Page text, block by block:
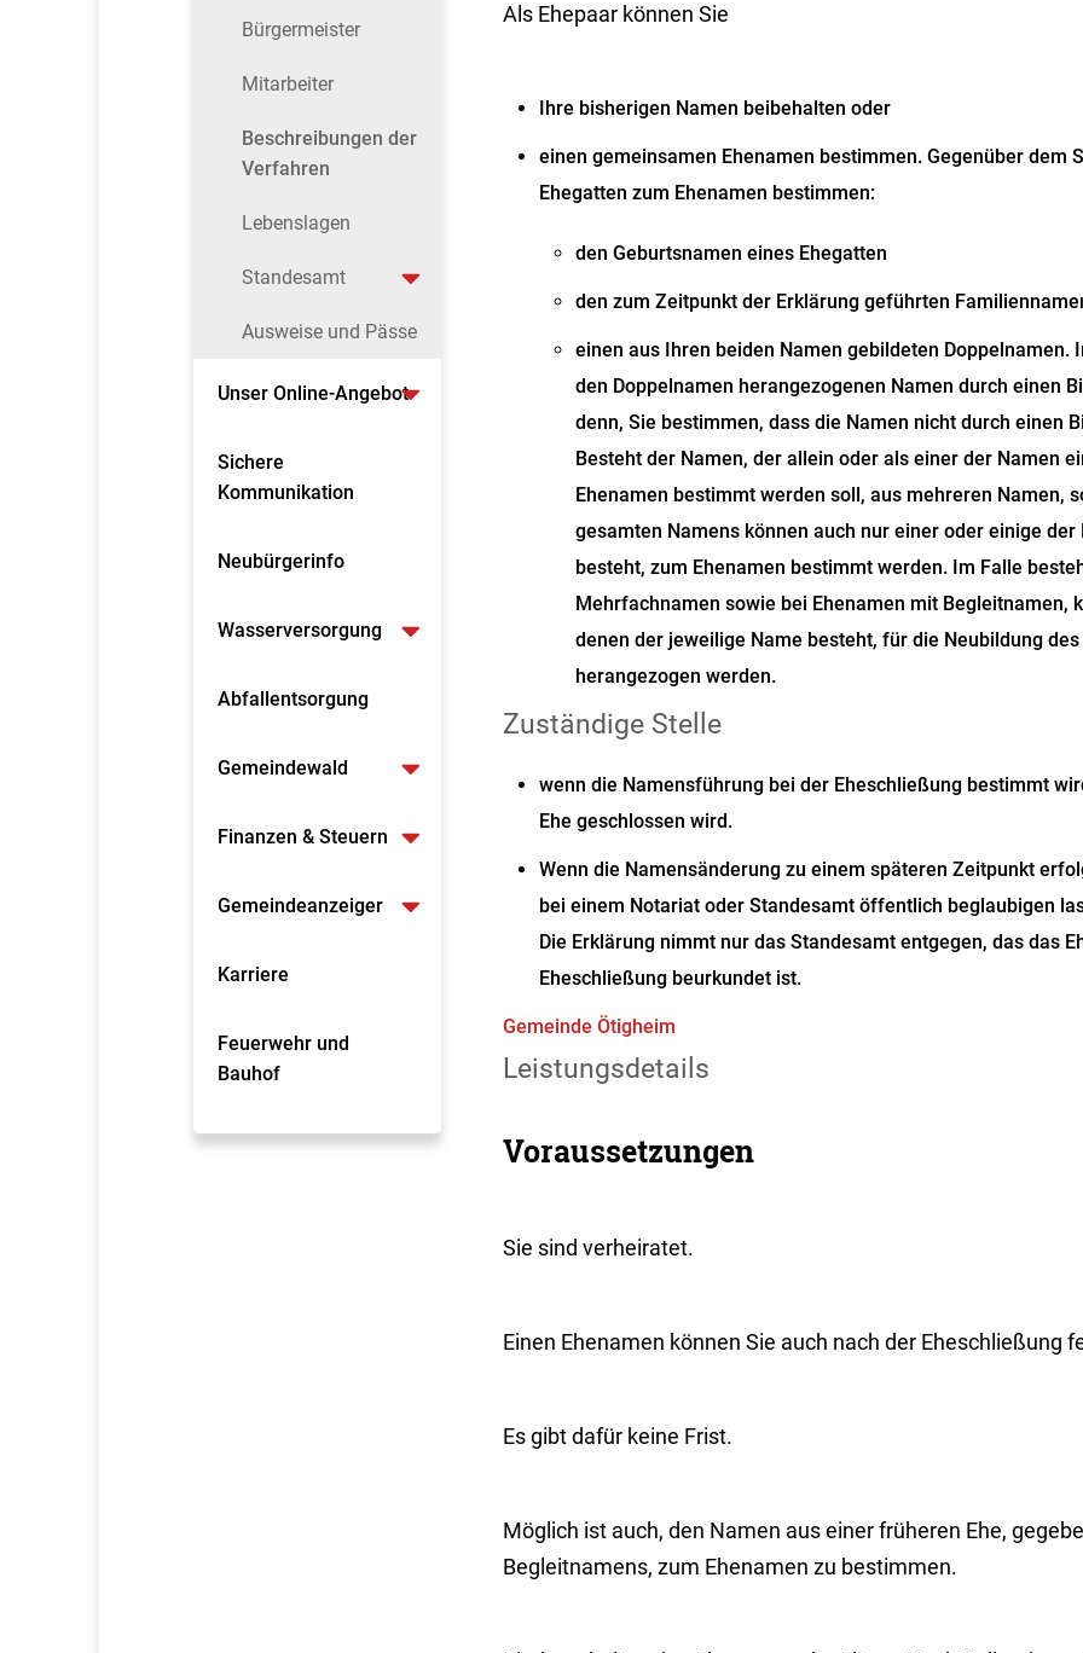
Bürgermeister
Mitarbeiter
Beschreibungen der
Verfahren
Lebenslagen
Standesamt
Ausweise und Pässe
Unser Online-Angebot
Sichere
Kommunikation
Neubürgerinfo
Wasserversorgung
Abfallentsorgung
Gemeindewald
Finanzen & Steuern
Gemeindeanzeiger
Karriere
Feuerwehr und
Bauhof
Als Ehepaar können Sie
Ihre bisherigen Namen beibehalten oder
einen gemeinsamen Ehenamen bestimmen. Gegenüber dem
Ehegatten zum Ehenamen bestimmen:
den Geburtsnamen eines Ehegatten
den zum Zeitpunkt der Erklärung geführten
einen aus Ihren beiden Namen gebildeten Doppelnamen.
den Doppelnamen herangezogenen Namen durch einen
denn, Sie bestimmen, dass die Namen nicht durch einen
Besteht der Namen, der allein oder als einer der Namen
Ehenamen bestimmt werden soll, aus mehreren Namen,
gesamten Namens können auch nur einer oder einige der
besteht, zum Ehenamen bestimmt werden. Im Falle
Mehrfachnamen sowie bei Ehenamen mit Begleitnamen,
denen der jeweilige Name besteht, für die Neubildung
herangezogen werden.
Zuständige Stelle
wenn die Namensführung bei der Eheschließung bestimmt
Ehe geschlossen wird.
Wenn die Namensänderung zu einem späteren Zeitpunkt
bei einem Notariat oder Standesamt öffentlich beglaubigen
Die Erklärung nimmt nur das Standesamt entgegen, das das
Eheschließung beurkundet ist.
Gemeinde Ötigheim
Leistungsdetails
Voraussetzungen
Sie sind verheiratet.
Einen Ehenamen können Sie auch nach der Eheschließung
Es gibt dafür keine Frist.
Möglich ist auch, den Namen aus einer früheren Ehe,
Begleitnamens, zum Ehenamen zu bestimmen.